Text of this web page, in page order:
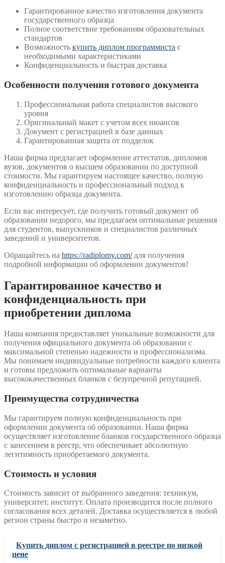
Гарантированное качество изготовления документа
государственного образца
Полное соответствие требованиям образовательных
стандартов
Возможность купить диплом программиста с
необходимыми характеристиками
Конфиденциальность и быстрая доставка
Особенности получения готового документа
Профессиональная работа специалистов высокого
уровня
Оригинальный макет с учетом всех нюансов
Документ с регистрацией в базе данных
Гарантированная защита от подделок
Наша фирма предлагает оформление аттестатов, дипломов
вузов, документов о высшем образовании по доступной
стоимости. Мы гарантируем настоящее качество, полную
конфиденциальность и профессиональный подход к
изготовлению образца документа.
Если вас интересует, где получить готовый документ об
образовании недорого, мы предлагаем оптимальные решения
для студентов, выпускников и специалистов различных
заведений и университетов.
Обращайтесь на https://radiplomy.com/для получения
подробной информации об оформлении документов!
Гарантированное качество и
конфиденциальность при
приобретении диплома
Наша компания предоставляет уникальные возможности для
получения официального документа об образовании с
максимальной степенью надежности и профессионализма.
Мы понимаем индивидуальные потребности каждого клиента
и готовы предложить оптимальные варианты
высококачественных бланков с безупречной репутацией.
Преимущества сотрудничества
Мы гарантируем полную конфиденциальность при
оформлении документа об образовании. Наша фирма
осуществляет изготовление бланков государственного образца
с занесением в реестр, что обеспечивает абсолютную
легитимность приобретаемого документа.
Стоимость и условия
Стоимость зависит от выбранного заведения: техникум,
университет, институт. Оплата производится после полного
согласования всех деталей. Доставка осуществляется в любой
регион страны быстро и незаметно.
Купить диплом с регистрацией в реестре по низкой
цене